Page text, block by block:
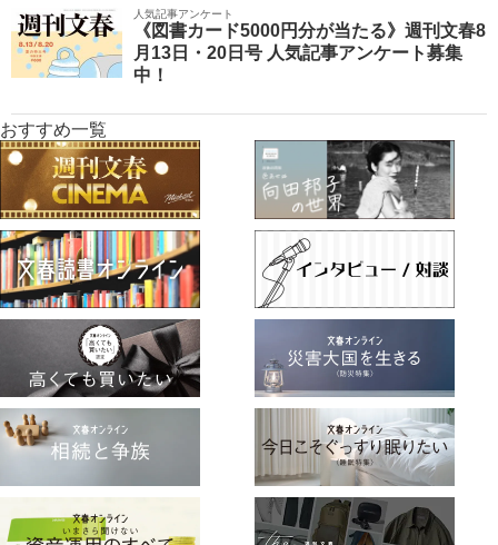
人気記事アンケート
《図書カード5000円分が当たる》週刊文春8
月13日・20日号 人気記事アンケート募集
中！
おすすめ一覧